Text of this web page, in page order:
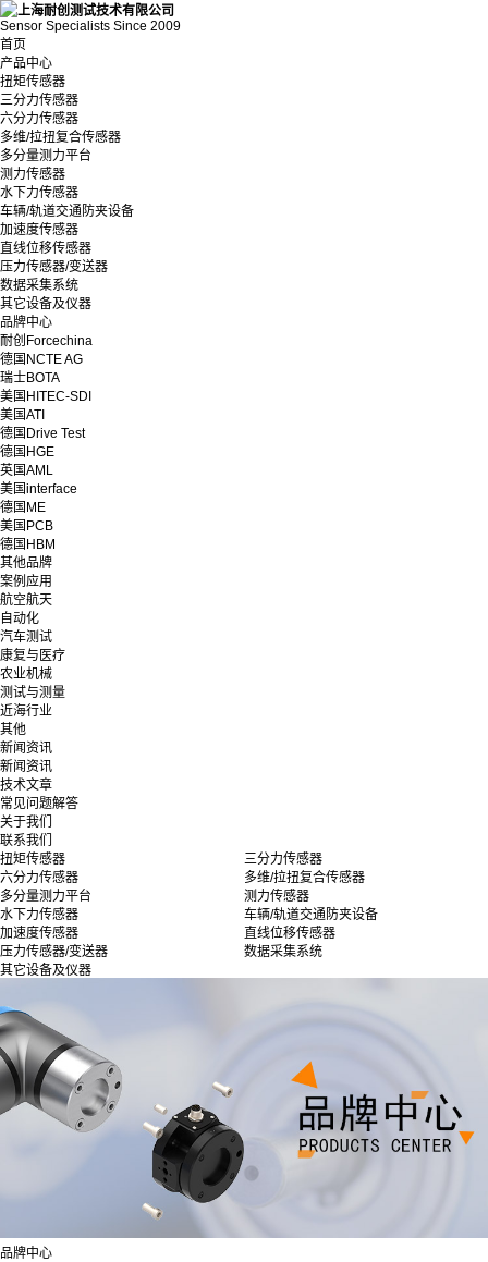
Sensor Specialists Since 2009
首页
产品中心
扭矩传感器
三分力传感器
六分力传感器
多维/拉扭复合传感器
多分量测力平台
测力传感器
水下力传感器
车辆/轨道交通防夹设备
加速度传感器
直线位移传感器
压力传感器/变送器
数据采集系统
其它设备及仪器
品牌中心
耐创Forcechina
德国NCTE AG
瑞士BOTA
美国HITEC-SDI
美国ATI
德国Drive Test
德国HGE
英国AML
美国interface
德国ME
美国PCB
德国HBM
其他品牌
案例应用
航空航天
自动化
汽车测试
康复与医疗
农业机械
测试与测量
近海行业
其他
新闻资讯
新闻资讯
技术文章
常见问题解答
关于我们
联系我们
扭矩传感器
三分力传感器
六分力传感器
多维/拉扭复合传感器
多分量测力平台
测力传感器
水下力传感器
车辆/轨道交通防夹设备
加速度传感器
直线位移传感器
压力传感器/变送器
数据采集系统
其它设备及仪器
品牌中心